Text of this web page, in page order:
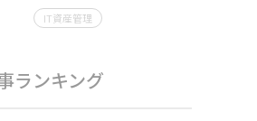
IT資産管理
ランキング